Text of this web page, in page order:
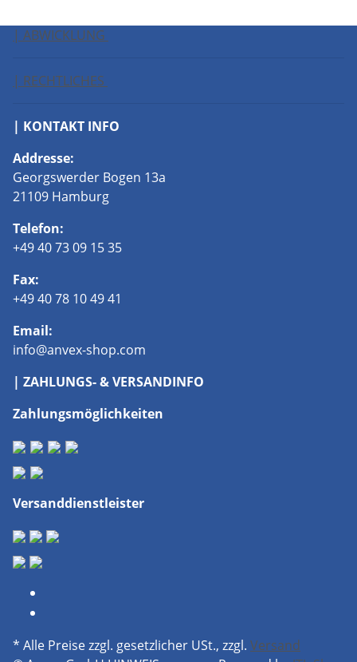
| ABWICKLUNG
| RECHTLICHES
| KONTAKT INFO
Addresse:
Georgswerder Bogen 13a
21109 Hamburg
Telefon:
+49 40 73 09 15 35
Fax:
+49 40 78 10 49 41
Email:
info@anvex-shop.com
| ZAHLUNGS- & VERSANDINFO
Zahlungsmöglichkeiten
Versanddienstleister
* Alle Preise zzgl. gesetzlicher USt., zzgl. Versand